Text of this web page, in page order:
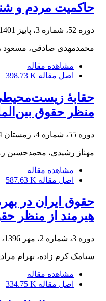
حاکمیت مردم و
دوره 52، شماره 3، پاییز 1401، صفحه
محمدمهدی صادقی، مسعود
مشاهده مقاله
اصل مقاله 398.73 K
حقابۀ
منظر حقوق
دوره 55، شماره 4، زمستان 1404، صفحه
مهناز رشیدی، محمدحسین
مشاهده مقاله
اصل مقاله 587.63 K
حقوق ایران در
هیرمند از منظر
دوره 3، شماره 2، مهر 1396، صفحه
سیامک کرم زاده، بهرام
مشاهده مقاله
اصل مقاله 334.75 K